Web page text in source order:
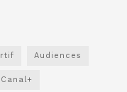
Audiences
Canal+